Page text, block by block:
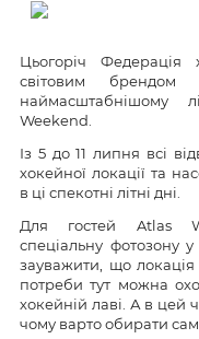
Цьогоріч Федерація
світовим брендом
наймасштабнішому
Weekend.
Із 5 до 11 липня всі
хокейної локації та
в ці спекотні літні дні.
Для гостей Atlas
спеціальну фотозону
зауважити, що локація
потреби тут можна
хокейній лаві. А в цей
чому варто обирати